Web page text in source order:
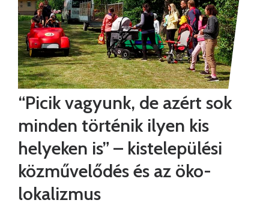
“Picik vagyunk, de azért sok
minden történik ilyen kis
helyeken is” – kistelepülési
közművelődés és az öko-
lokalizmus